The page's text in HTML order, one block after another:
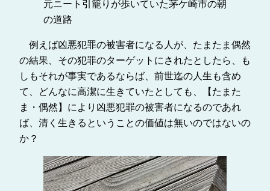
元ニート引籠りが歩いていた茅ケ崎市の朝
の道路
例えば凶悪犯罪の被害者になる人が、たまたま偶然
の結果、その犯罪のターゲットにされたとしたら、も
しもそれが事実であるならば、前世迄の人生も含め
て、どんなに高潔に生きていたとしても、【たまた
ま・偶然】により凶悪犯罪の被害者になるのであれ
ば、清く生きるということの価値は無いのではないの
か？